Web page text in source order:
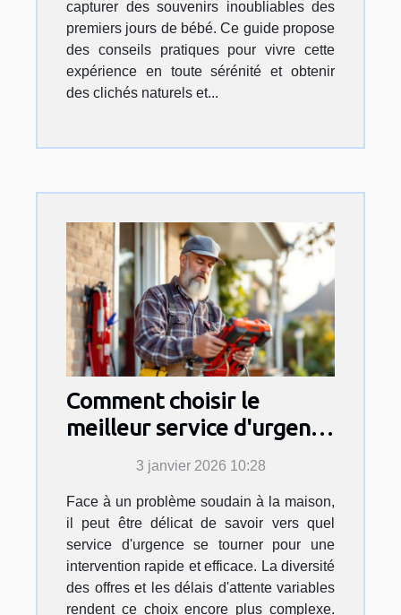
capturer des souvenirs inoubliables des
premiers jours de bébé. Ce guide propose
des conseils pratiques pour vivre cette
expérience en toute sérénité et obtenir
des clichés naturels et...
Comment choisir le
meilleur service d'urgence
pour vos travaux
domestiques ?
3 janvier 2026 10:28
Face à un problème soudain à la maison,
il peut être délicat de savoir vers quel
service d'urgence se tourner pour une
intervention rapide et efficace. La diversité
des offres et les délais d'attente variables
rendent ce choix encore plus complexe.